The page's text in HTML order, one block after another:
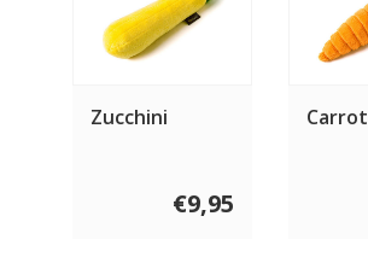
Zucchini
€9,95
Carrot